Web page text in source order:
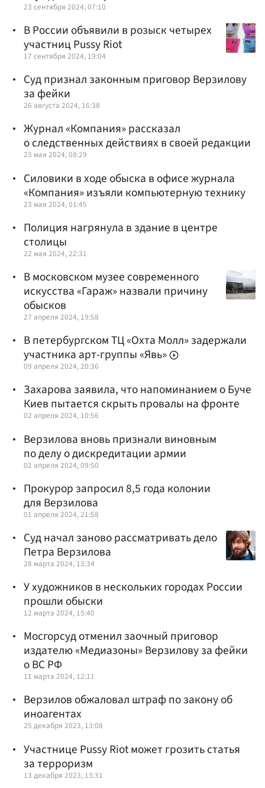
23 сентября 2024, 07:10
В России объявили в розыск четырех
участниц Pussy Riot
17 сентября 2024, 19:04
Суд признал законным приговор Верзилову
за фейки
26 августа 2024, 16:38
Журнал «Компания» рассказал
о следственных действиях в своей редакции
23 мая 2024, 08:29
Силовики в ходе обыска в офисе журнала
«Компания» изъяли компьютерную технику
23 мая 2024, 01:45
Полиция нагрянула в здание в центре
столицы
22 мая 2024, 22:31
В московском музее современного
искусства «Гараж» назвали причину
обысков
27 апреля 2024, 19:58
В петербургском ТЦ «Охта Молл» задержали
участника арт-группы «Явь»
09 апреля 2024, 20:36
Захарова заявила, что напоминанием о Буче
Киев пытается скрыть провалы на фронте
02 апреля 2024, 10:56
Верзилова вновь признали виновным
по делу о дискредитации армии
02 апреля 2024, 09:50
Прокурор запросил 8,5 года колонии
для Верзилова
01 апреля 2024, 21:58
Суд начал заново рассматривать дело
Петра Верзилова
28 марта 2024, 13:34
У художников в нескольких городах России
прошли обыски
12 марта 2024, 15:40
Мосгорсуд отменил заочный приговор
издателю «Медиазоны» Верзилову за фейки
о ВС РФ
11 марта 2024, 12:11
Верзилов обжаловал штраф по закону об
иноагентах
25 декабря 2023, 13:08
Участнице Pussy Riot может грозить статья
за терроризм
13 декабря 2023, 13:31